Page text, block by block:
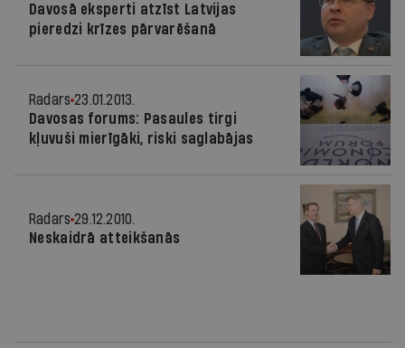
Davosā eksperti atzīst Latvijas
pieredzi krīzes pārvarēšanā
Radars 23.01.2013.
Davosas forums: Pasaules tirgi
kļuvuši mierīgāki, riski saglabājas
Radars 29.12.2010.
Neskaidrā atteikšanās